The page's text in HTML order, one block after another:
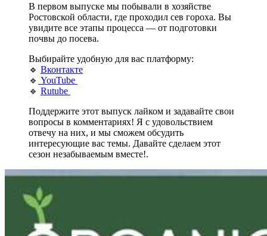
В первом выпуске мы побывали в хозяйстве
Ростовской области, где проходил сев гороха. Вы
увидите все этапы процесса — от подготовки
почвы до посева.
Выбирайте удобную для вас платформу:
🔹 Вконтакте
🔹 YouTube
🔹 Rutube
Поддержите этот выпуск лайком и задавайте свои
вопросы в комментариях! Я с удовольствием
отвечу на них, и мы сможем обсудить
интересующие вас темы. Давайте сделаем этот
сезон незабываемым вместе!.